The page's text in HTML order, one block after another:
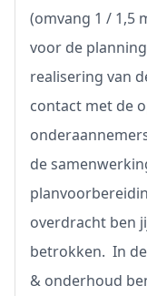
(omvang 1 / 1,5
voor de
realisering van
contact met de
de
overdracht ben
betrokken. In
& onderhoud